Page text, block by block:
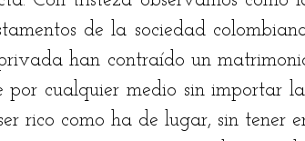
de la sociedad
han contraído un
por cualquier medio sin importar
rico como ha de lugar, sin tener